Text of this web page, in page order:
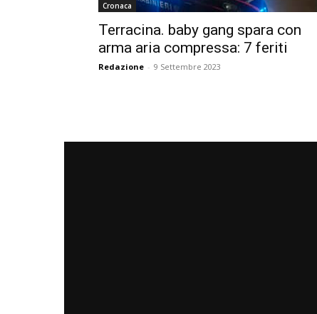
Cronaca
Terracina. baby gang spara con
arma aria compressa: 7 feriti
Redazione - 9 Settembre 2023